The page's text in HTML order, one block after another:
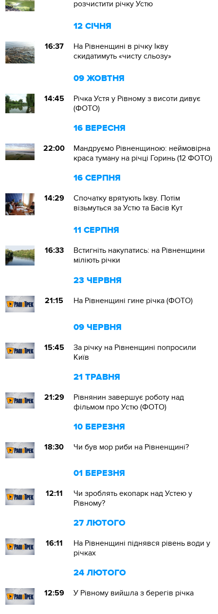
розчистити річку Устю
12 СІЧНЯ
16:37
На Рівненщині в річку Ікву
скидатимуть «чисту сльозу»
09 ЖОВТНЯ
14:45
Річка Устя у Рівному з висоти дивує
(ФОТО)
16 ВЕРЕСНЯ
22:00
Мандруємо Рівненщиною: неймовірна
краса туману на річці Горинь (12 ФОТО)
16 СЕРПНЯ
14:29
Спочатку врятують Ікву. Потім
візьмуться за Устю та Басів Кут
11 СЕРПНЯ
16:33
Встигніть накупатись: на Рівненщини
міліють річки
23 ЧЕРВНЯ
21:15 На Рівненщині гине річка (ФОТО)
09 ЧЕРВНЯ
15:45
За річку на Рівненщині попросили
Київ
21 ТРАВНЯ
21:29
Рівнянин завершує роботу над
фільмом про Устю (ФОТО)
10 БЕРЕЗНЯ
18:30 Чи був мор риби на Рівненщині?
01 БЕРЕЗНЯ
12:11
Чи зроблять екопарк над Устею у
Рівному?
27 ЛЮТОГО
16:11
На Рівненщині піднявся рівень води у
річках
24 ЛЮТОГО
12:59 У Рівному вийшла з берегів річка